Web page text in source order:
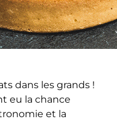
dans les grands !
eu la chance
et la